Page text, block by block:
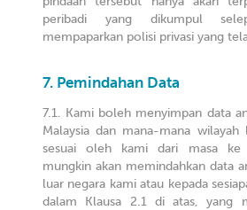
peribadi yang dikumpul
mempaparkan polisi privasi yang
Pemindahan Data
Kami boleh menyimpan data
Malaysia dan mana-mana wilayah
sesuai oleh kami dari masa ke
mungkin akan memindahkan data
luar negara kami atau kepada
dalam Klausa 2.1 di atas, yang